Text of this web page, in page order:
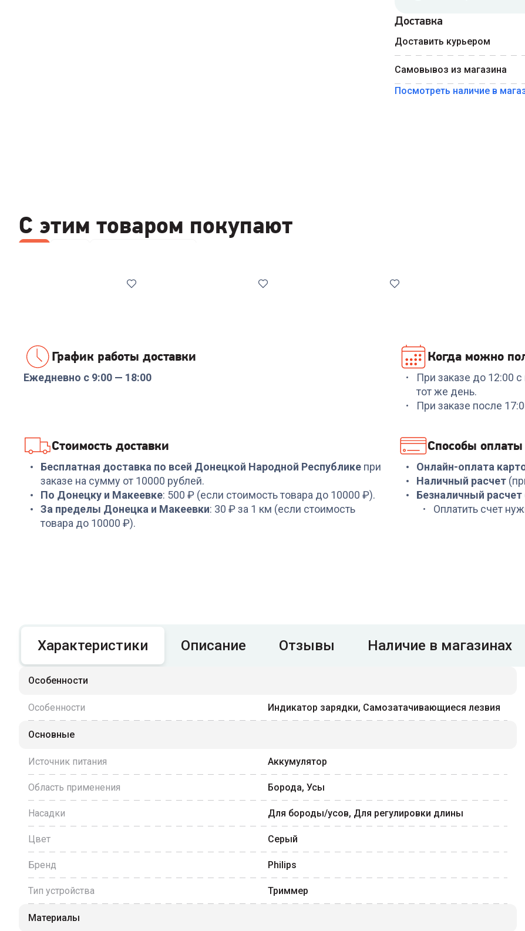
Номер телефона
Доставка
Доставить курьером
Самовывоз из магазина
Посмотреть наличие в
С этим товаром покупают
Код:6995882
10 489 1 989₽ 18 989
График работы доставки
Ежедневно с 9:00 — 18:00
Когда можно
При заказе до 12:00
тот же день.
При заказе после
Стоимость доставки
Бесплатная доставка по всей Донецкой Народной Республике при
заказе на сумму от 10000 рублей.
По Донецку и Макеевке: 500 ₽ (если стоимость товара до 10000 ₽).
За пределы Донецка и Макеевки: 30 ₽ за 1 км (если стоимость
товара до 10000 ₽).
Способы оплаты
Онлайн-оплата
Наличный расчет
Безналичный расчет
Оплатить счет
Характеристики Описание Отзывы Наличие в магазинах
Особенности
Особенности Индикатор зарядки, Самозатачивающиеся лезвия
Основные
Источник питания Аккумулятор
Область применения Борода, Усы
Насадки Для бороды/усов, Для регулировки длины
Цвет Серый
Бренд Philips
Тип устройства Триммер
Материалы